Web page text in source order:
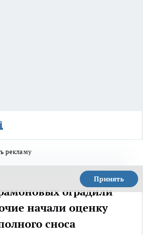
рекламу
Принять
оградили
начали оценку
сноса